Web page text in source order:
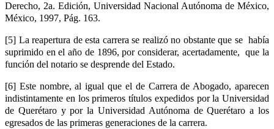
Derecho, 2a. Edición, Universidad Nacional Autónoma de México,
México, 1997, Pág. 163.
[5] La reapertura de esta carrera se realizó no obstante que se había
suprimido en el año de 1896, por considerar, acertadamente, que la
función del notario se desprende del Estado.
[6] Este nombre, al igual que el de Carrera de Abogado, aparecen
indistintamente en los primeros títulos expedidos por la Universidad
de Querétaro y por la Universidad Autónoma de Querétaro a los
egresados de las primeras generaciones de la carrera.